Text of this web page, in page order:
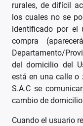
rurales, de difícil
los cuales no se
identificado por el
compra
Departamento/
del domicilio del
está en una calle o
S.A.C se
cambio de
Cuando el usuario